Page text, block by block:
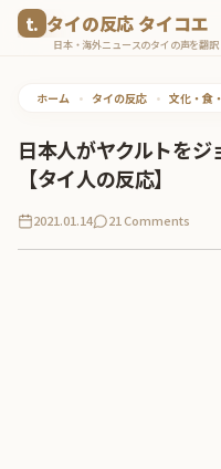
タイの反応 タイコエ
日本・海外ニュースのタイの声を翻訳
ホーム • タイの反応 • 文化・食
日本人がヤクルトをジ
【タイ人の反応】
2021.01.14 21 Comments